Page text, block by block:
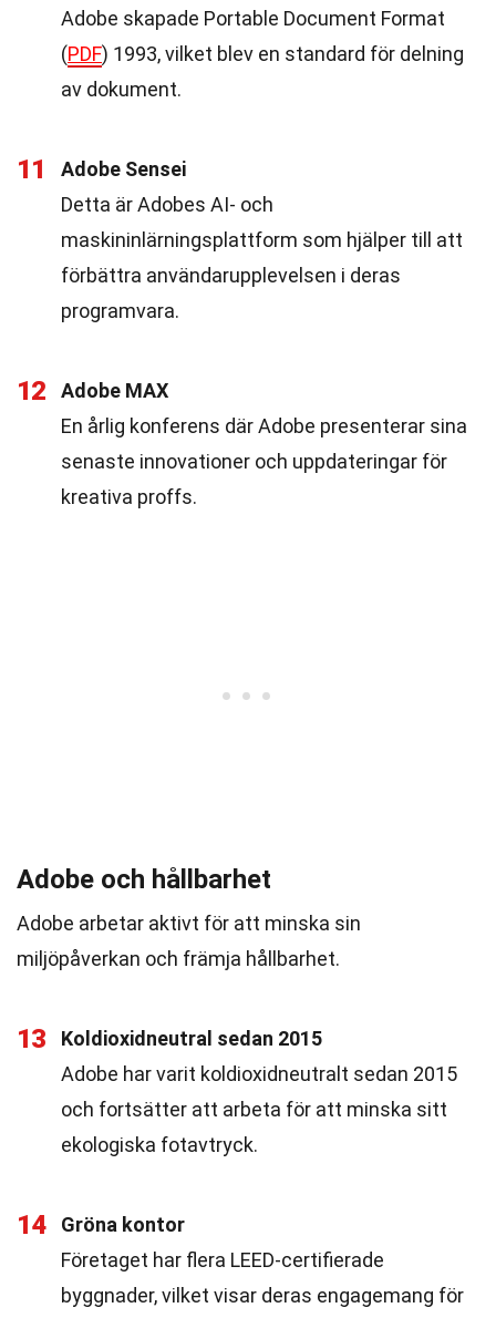
Adobe skapade Portable Document Format
(PDF) 1993, vilket blev en standard för delning
av dokument.
11
Adobe Sensei
Detta är Adobes AI- och
maskininlärningsplattform som hjälper till att
förbättra användarupplevelsen i deras
programvara.
12
Adobe MAX
En årlig konferens där Adobe presenterar sina
senaste innovationer och uppdateringar för
kreativa proffs.
Adobe och hållbarhet
Adobe arbetar aktivt för att minska sin
miljöpåverkan och främja hållbarhet.
13
Koldioxidneutral sedan 2015
Adobe har varit koldioxidneutralt sedan 2015
och fortsätter att arbeta för att minska sitt
ekologiska fotavtryck.
14
Gröna kontor
Företaget har flera LEED-certifierade
byggnader, vilket visar deras engagemang för